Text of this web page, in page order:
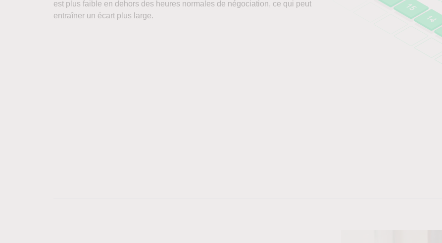
est plus faible en dehors des heures normales de négociation, ce qui peut
entraîner un écart plus large.